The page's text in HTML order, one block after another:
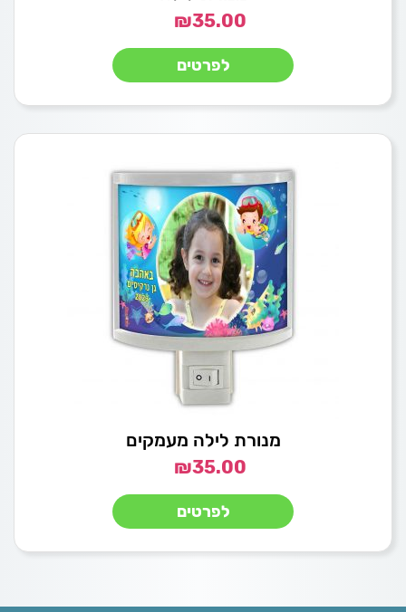
₪35.00
לפרטים
מנורת לילה מעמקים
₪35.00
לפרטים